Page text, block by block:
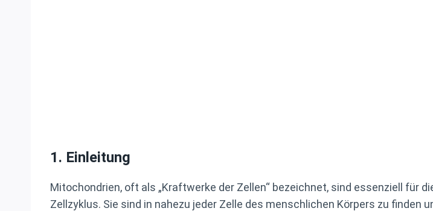
1. Einleitung
Mitochondrien, oft als „Kraftwerke der Zellen“ bezeichnet, sind essenziell für
Zellzyklus. Sie sind in nahezu jeder Zelle des menschlichen Körpers zu finden